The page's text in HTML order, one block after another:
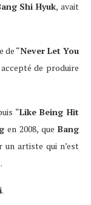
Shi Hyuk, avait
de “Never Let You
de produire
“Like Being Hit
en 2008, que Bang
un artiste qui n’est
.
.